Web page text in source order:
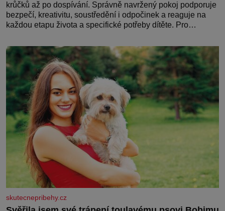
krůčků až po dospívání. Správně navržený pokoj podporuje
bezpečí, kreativitu, soustředění i odpočinek a reaguje na
každou etapu života a specifické potřeby dítěte. Pro
by pokoj miminka měl působit především klidně a útulně.
Předškolní věk je
skutecnepribehy.cz